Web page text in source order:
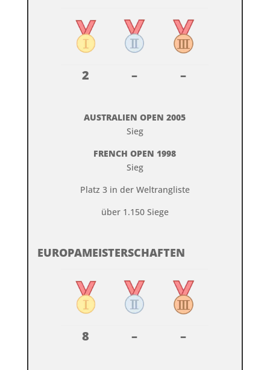
2 – –
AUSTRALIEN OPEN 2005
Sieg
FRENCH OPEN 1998
Sieg
Platz 3 in der Weltrangliste
über 1.150 Siege
EUROPAMEISTERSCHAFTEN
8 – –